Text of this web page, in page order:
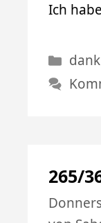
Ich
265/